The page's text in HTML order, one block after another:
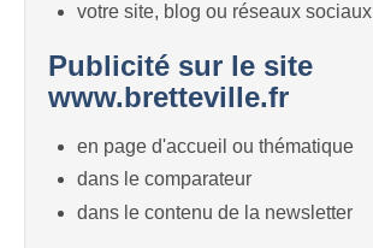
votre site, blog ou réseaux sociaux
Publicité sur le site
www.bretteville.fr
en page d'accueil ou thématique
dans le comparateur
dans le contenu de la newsletter